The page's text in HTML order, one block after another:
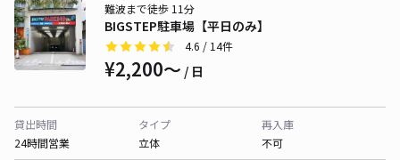
BIGSTEP駐車場【平日のみ】
難波まで徒歩 11分
4.6 / 14件
¥2,200〜 / 日
貸出時間
24時間営業
タイプ
立体
再入庫
不可